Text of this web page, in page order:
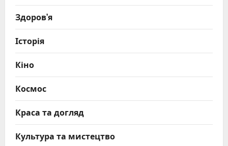
Здоров’я
Історія
Кіно
Космос
Краса та догляд
Культура та мистецтво